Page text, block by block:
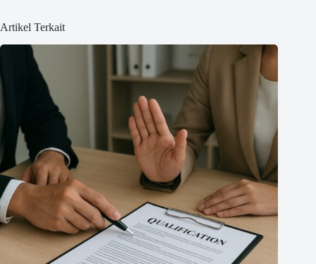
Artikel Terkait